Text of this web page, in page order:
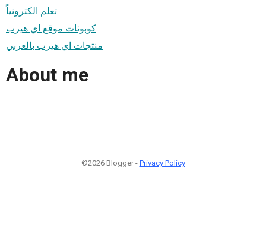
تعلم الكترونياً
كوبونات موقع اي هيرب
منتجات اي هيرب بالعربي
About me
©2026 Blogger - Privacy Policy